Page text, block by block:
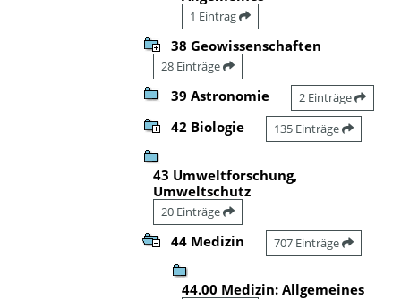
1 Eintrag
38 Geowissenschaften
28 Einträge
39 Astronomie 2 Einträge
42 Biologie 135 Einträge
43 Umweltforschung,
Umweltschutz
20 Einträge
44 Medizin 707 Einträge
44.00 Medizin: Allgemeines